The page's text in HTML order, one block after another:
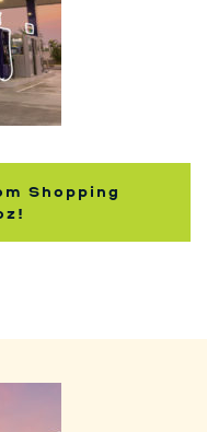
Shopping